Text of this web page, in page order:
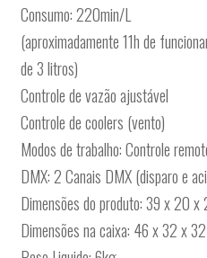
Consumo: 220min/L
(aproximadamente 11h de
de 3 litros)
Controle de vazão ajustável
Controle de coolers (vento)
Modos de trabalho: Controle
DMX: 2 Canais DMX (disparo e
Dimensões do produto: 39 x 20 x
Dimensões na caixa: 46 x 32 x